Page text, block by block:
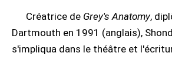
Créatrice de Grey's Anatomy,
Dartmouth en 1991 (anglais),
s'impliqua dans le théâtre et